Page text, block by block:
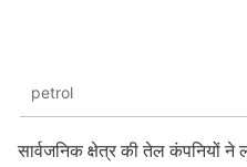
petrol
सार्वजनिक क्षेत्र की तेल कंपनियों ने